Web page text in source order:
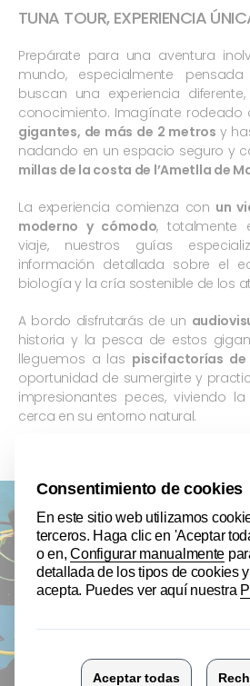
TUNA TOUR, EXPERIENCIA
Prepárate para una aventura
mundo, especialmente
buscan una experiencia
conocimiento. Imagínate rodeado
gigantes, de más de 2 metros y
nadando en un espacio seguro y
millas de la costa de l’Ametlla de
La experiencia comienza con un
moderno y cómodo, totalmente
viaje, nuestros guías
información detallada sobre el
biología y la cría sostenible de los
A bordo disfrutarás de un
historia y la pesca de estos
lleguemos a las piscifactorías
oportunidad de sumergirte y
impresionantes peces, viviendo
cerca en su entorno natural.